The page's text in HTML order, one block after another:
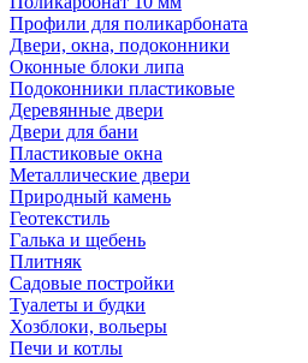
Профили для поликарбоната
Двери, окна, подоконники
Оконные блоки липа
Подоконники пластиковые
Деревянные двери
Двери для бани
Пластиковые окна
Металлические двери
Природный камень
Геотекстиль
Галька и щебень
Плитняк
Садовые постройки
Туалеты и будки
Хозблоки, вольеры
Печи и котлы